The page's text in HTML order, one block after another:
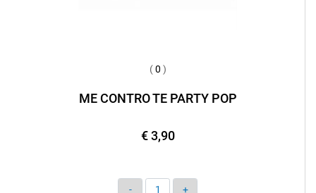
(0 )
ME CONTRO TE PARTY POP
€ 3,90
Quantità